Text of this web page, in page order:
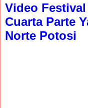
Video
Cuarta Parte
Norte Potosi